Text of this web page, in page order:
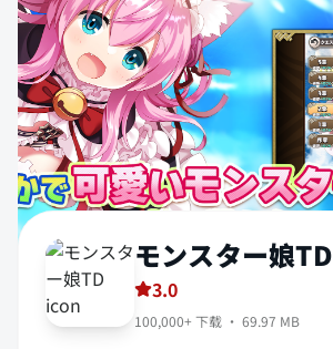
モンスター娘TD
3.0
100,000+ 下载 · 69.97 MB